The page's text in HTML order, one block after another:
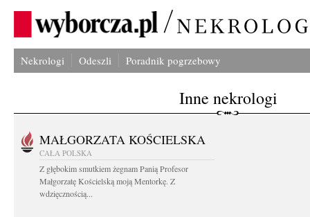
Nekrologi Odeszli Poradnik pogrzebowy
Inne nekrologi
MAŁGORZATA KOŚCIELSKA
CAŁA POLSKA
Z głębokim smutkiem żegnam Panią Profesor
Małgorzatę Kościelską moją Mentorkę. Z
wdzięcznością...